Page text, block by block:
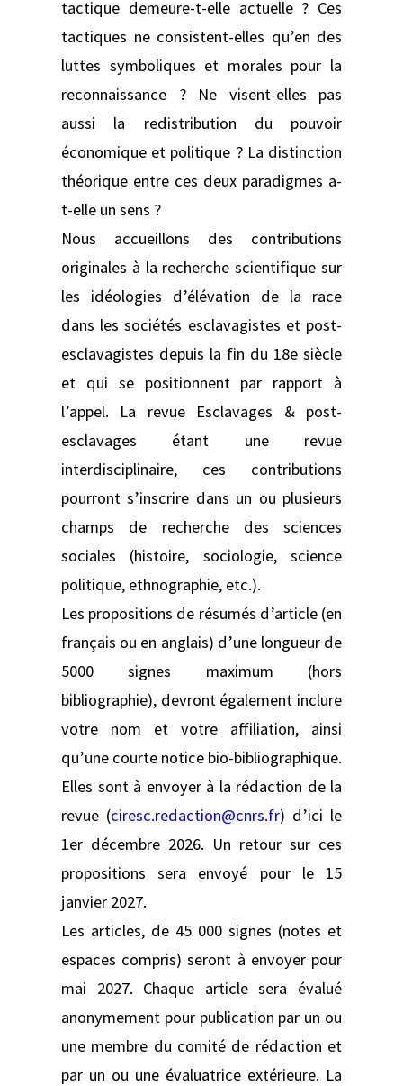
tactique demeure-t-elle actuelle ? Ces
tactiques ne consistent-elles qu’en des
luttes symboliques et morales pour la
reconnaissance ? Ne visent-elles pas
aussi la redistribution du pouvoir
économique et politique ? La distinction
théorique entre ces deux paradigmes a-
t-elle un sens ?
Nous accueillons des contributions
originales à la recherche scientifique sur
les idéologies d’élévation de la race
dans les sociétés esclavagistes et post-
esclavagistes depuis la fin du 18e siècle
et qui se positionnent par rapport à
l’appel. La revue Esclavages & post-
esclavages étant une revue
interdisciplinaire, ces contributions
pourront s’inscrire dans un ou plusieurs
champs de recherche des sciences
sociales (histoire, sociologie, science
politique, ethnographie, etc.).
Les propositions de résumés d’article (en
français ou en anglais) d’une longueur de
5000 signes maximum (hors
bibliographie), devront également inclure
votre nom et votre affiliation, ainsi
qu’une courte notice bio-bibliographique.
Elles sont à envoyer à la rédaction de la
revue (ciresc.redaction@cnrs.fr) d’ici le
1er décembre 2026. Un retour sur ces
propositions sera envoyé pour le 15
janvier 2027.
Les articles, de 45 000 signes (notes et
espaces compris) seront à envoyer pour
mai 2027. Chaque article sera évalué
anonymement pour publication par un ou
une membre du comité de rédaction et
par un ou une évaluatrice extérieure. La